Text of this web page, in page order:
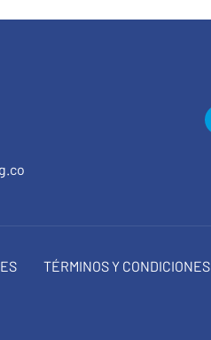
TÉRMINOS Y CONDICIONES